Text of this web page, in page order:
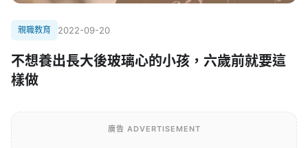
親職教育 2022-09-20
不想養出長大後玻璃心的小孩，六歲前就要這
樣做
廣告 ADVERTISEMENT